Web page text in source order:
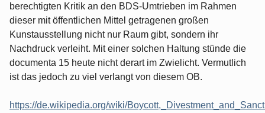
berechtigten Kritik an den BDS-Umtrieben im Rahmen
dieser mit öffentlichen Mittel getragenen großen
Kunstausstellung nicht nur Raum gibt, sondern ihr
Nachdruck verleiht. Mit einer solchen Haltung stünde die
documenta 15 heute nicht derart im Zwielicht. Vermutlich
ist das jedoch zu viel verlangt von diesem OB.
https://de.wikipedia.org/wiki/